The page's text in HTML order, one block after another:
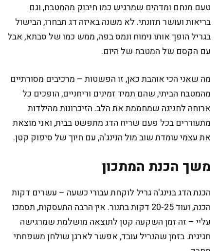
טעם מנחם ומדהים שמרגיש כמו חיבוק מהמטבח, וגם
בריאות ועושר תזונתי. לא משנה באיזה דג תבחרו, הבישול
בגריל הופך אותו נימוח ונמס בפה, ממש כמו של סבתא, אבל
עם הקסם של המטבח של היום.
מה שאני הכי אוהבת כאן, זו הפשטות – מרכיבים מסורתיים
מהמטבח הביתי, שהם תמיד זמינים וריחניים, הופכים כל
ארוחה לחגיגה שמחממת את הלב. הזיכרונות מהילדות
מתעוררים בכל פעם שריח הדג מתפשט בבית, ואני מוצאת
את עצמי עומדת שוב מול הנינג'ה, עם חיוך של סיפוק קטן.
משך הכנת המתכון
הכנת הדג בנינג'ה גריל לוקחת עבורי כשעה – עשרים דקות
הכנה, ועוד 20-25 דקות בתנור. אין הרבה התעסקות, תסמכו
עליי – זה זמן השקעה קטן לתוצאה מושלמת שמרגישה
חגיגית. בזמן שהגריל עובד, אפשר לארגן שולחן משפחתי